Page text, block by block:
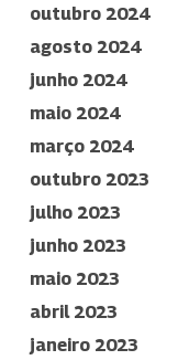
outubro 2024
agosto 2024
junho 2024
maio 2024
março 2024
outubro 2023
julho 2023
junho 2023
maio 2023
abril 2023
janeiro 2023